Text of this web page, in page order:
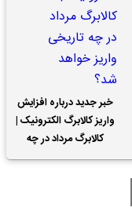
خبر جدید درباره افزایش
واریز کالابرگ الکترونیک |
کالابرگ مرداد در چه
تاریخی واریز خواهد شد؟